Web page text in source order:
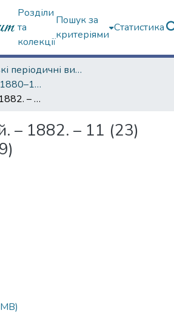
Розділи
та
колекції
Пошук за
критеріями
Статистика
Харківські періодичні видання
"Южный край" (1880–1919 гг.)
Южный край. – 1882. – 11 (23) июня (№ 499)
– 1882. – 11 (23)